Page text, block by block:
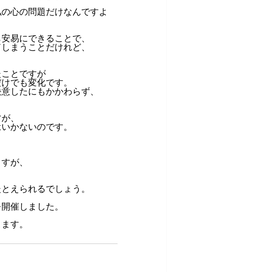
心の問題だけなんですよ
易にできることで、
まうことだけれど、
とですが
でも変化です。
したにもかかわらず、
、
かないのです。
が、
えられるでしょう。
催しました。
す。